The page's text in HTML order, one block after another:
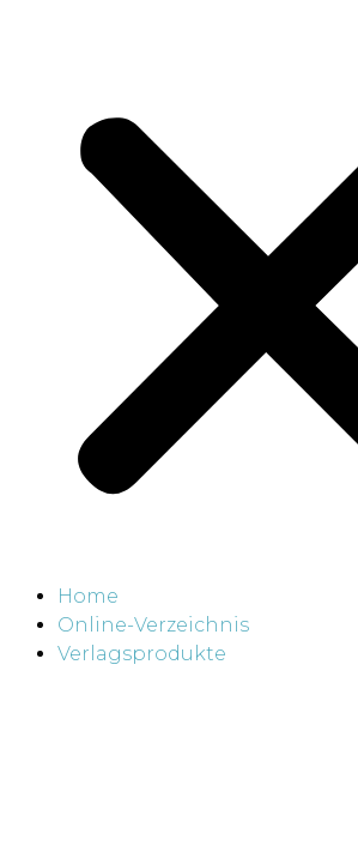
Home
Online-Verzeichnis
Verlagsprodukte